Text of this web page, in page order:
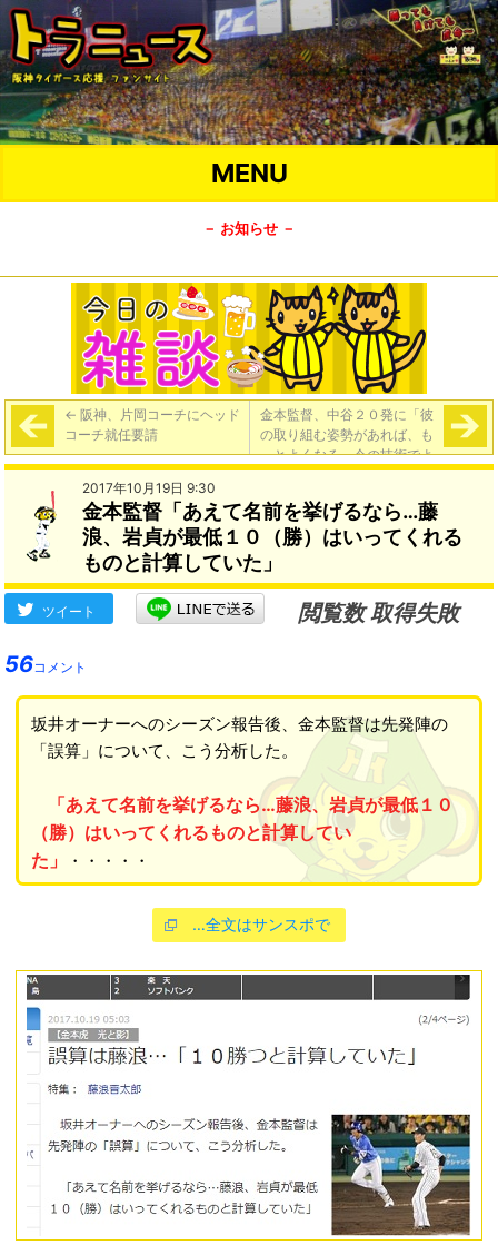
MENU
－ お知らせ －
← 阪神、片岡コーチにヘッド
コーチ就任要請
金本監督、中谷２０発に「彼
の取り組む姿勢があれば、も
っとよくなる。今の技術でよ
く２０本打ったなと」→
2017年10月19日 9:30
金本監督「あえて名前を挙げるなら…藤
浪、岩貞が最低１０（勝）はいってくれる
ものと計算していた」
ツイート
閲覧数 取得失敗
56コメント
坂井オーナーへのシーズン報告後、金本監督は先発陣の
「誤算」について、こう分析した。
「あえて名前を挙げるなら…藤浪、岩貞が最低１０
（勝）はいってくれるものと計算してい
た」
・・・・・
…全文はサンスポで